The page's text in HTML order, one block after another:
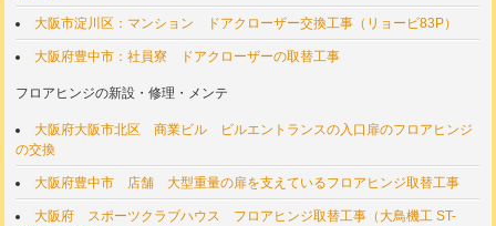
大阪市淀川区：マンション ドアクローザー交換工事（リョービ83P）
大阪府豊中市：社員寮 ドアクローザーの取替工事
フロアヒンジの新設・修理・メンテ
大阪府大阪市北区 商業ビル ビルエントランスの入口扉のフロアヒンジ
の交換
大阪府豊中市 店舗 大型重量の扉を支えているフロアヒンジ取替工事
大阪府 スポーツクラブハウス フロアヒンジ取替工事（大鳥機工 ST-